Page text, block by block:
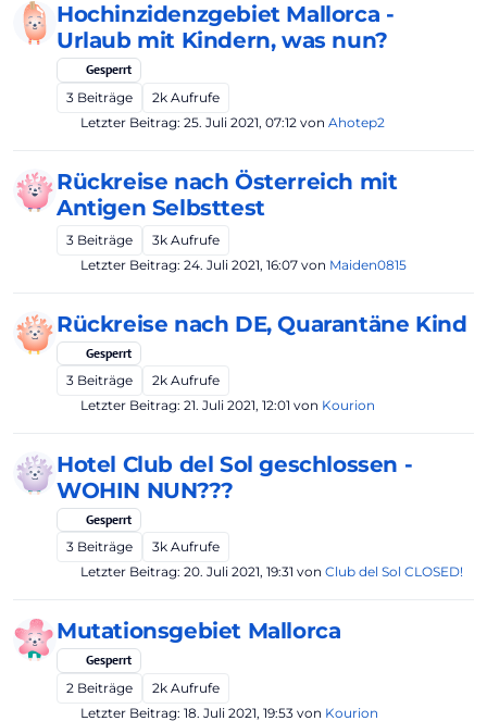
Hochinzidenzgebiet Mallorca -
Urlaub mit Kindern, was nun?
Gesperrt
3 Beiträge 2k Aufrufe
Letzter Beitrag: 25. Juli 2021, 07:12 von Ahotep2
Rückreise nach Österreich mit
Antigen Selbsttest
3 Beiträge 3k Aufrufe
Letzter Beitrag: 24. Juli 2021, 16:07 von Maiden0815
Rückreise nach DE, Quarantäne Kind
Gesperrt
3 Beiträge 2k Aufrufe
Letzter Beitrag: 21. Juli 2021, 12:01 von Kourion
Hotel Club del Sol geschlossen -
WOHIN NUN???
Gesperrt
3 Beiträge 3k Aufrufe
Letzter Beitrag: 20. Juli 2021, 19:31 von Club del Sol CLOSED!
Mutationsgebiet Mallorca
Gesperrt
2 Beiträge 2k Aufrufe
Letzter Beitrag: 18. Juli 2021, 19:53 von Kourion